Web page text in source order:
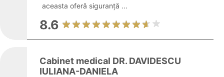
aceasta oferă siguranță ...
8.6
Cabinet medical DR. DAVIDESCU
IULIANA-DANIELA